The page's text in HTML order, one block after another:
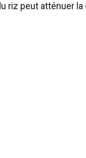
riz peut atténuer